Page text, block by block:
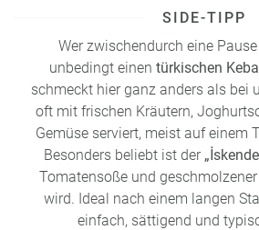
SIDE-TIPP
Wer zwischendurch eine
unbedingt einen türkischen
schmeckt hier ganz anders als bei
oft mit frischen Kräutern,
Gemüse serviert, meist auf einem
Besonders beliebt ist der
Tomatensoße und
wird. Ideal nach einem langen
einfach, sättigend und